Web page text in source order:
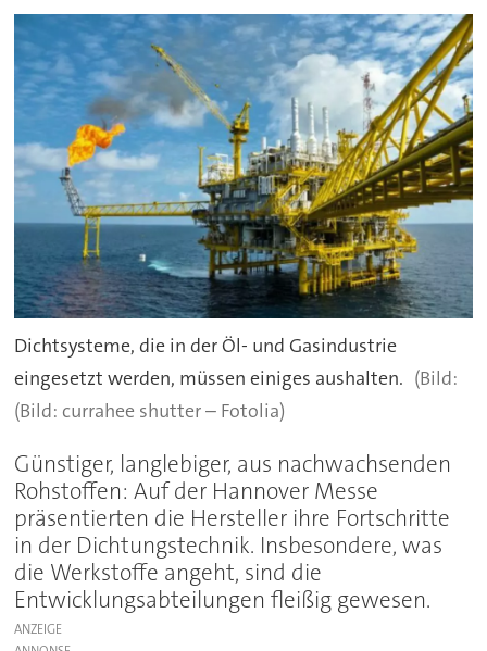
Dichtsysteme, die in der Öl- und Gasindustrie
eingesetzt werden, müssen einiges aushalten.
(Bild: currahee shutter – Fotolia)
Günstiger, langlebiger, aus nachwachsenden
Rohstoffen: Auf der Hannover Messe
präsentierten die Hersteller ihre Fortschritte
in der Dichtungstechnik. Insbesondere, was
die Werkstoffe angeht, sind die
Entwicklungsabteilungen fleißig gewesen.
ANZEIGE